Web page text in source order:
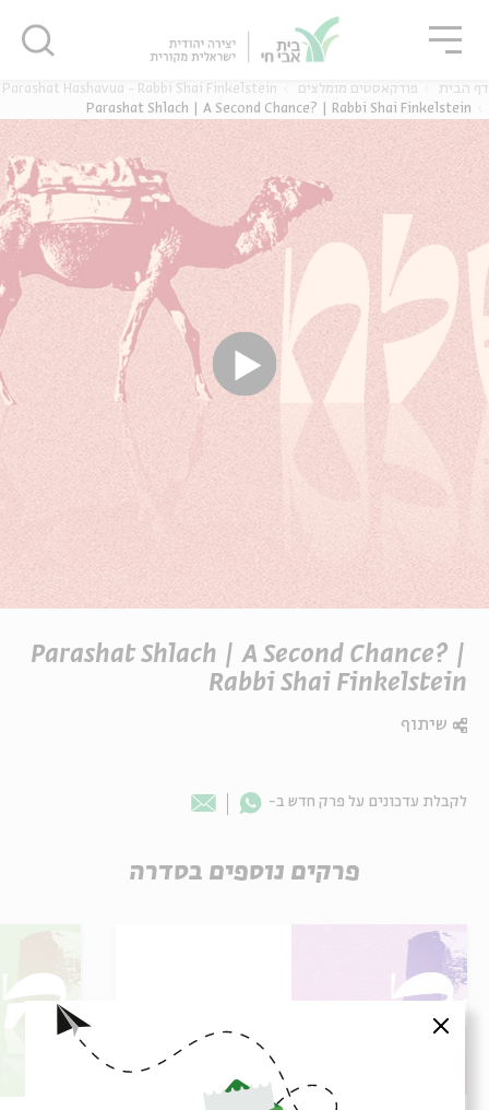
אנגלית נוער
אנגלית
דף הבית פודקאסטים מומלצים
Parashat Hashavua - Rabbi Shai Finkelstein
Parashat Shlach | A Second Chance? | Rabbi Shai Finkelstein
Parashat Shlach | A Second Chance? |
Rabbi Shai Finkelstein
שיתוף
לקבלת עדכונים על פרק חדש ב- Whatsapp
Email
פרקים נוספים בסדרה
סגור
סגור